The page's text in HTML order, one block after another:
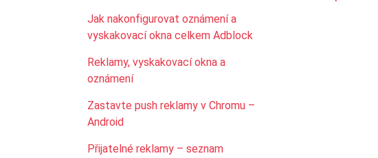
Jak nakonfigurovat oznámení a
vyskakovací okna celkem Adblock
Reklamy, vyskakovací okna a
oznámení
Zastavte push reklamy v Chromu –
Android
Přijatelné reklamy – seznam